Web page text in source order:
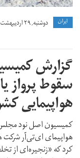
ايران دوشنبه, ۲۹ اردیبهشت ۱۳۹۹ ۰۸:۴۶
سقوط پرواز
هواپیمایی
کمیسیون اصل نود
هواپیمای‌ ای‌تی‌آر شرکت
کرد که «زنجیره‌ای از